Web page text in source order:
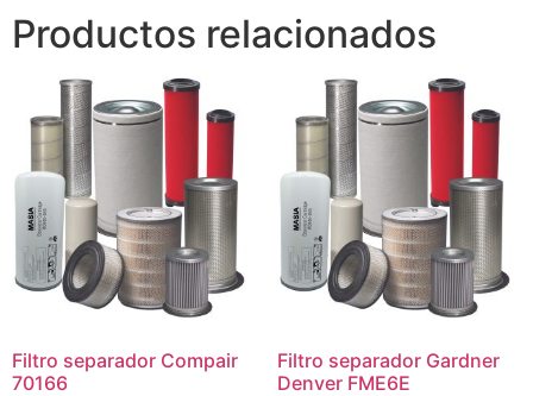
Productos relacionados
Filtro separador Compair
70166
Filtro separador Gardner
Denver FME6E